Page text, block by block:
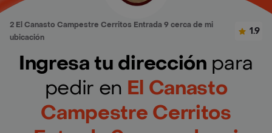
2 El Canasto Campestre Cerritos Entrada 9 cerca de mi
ubicación
1.9
Ingresa tu dirección para
pedir en El Canasto
Campestre Cerritos